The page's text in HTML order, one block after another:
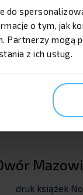
do
o tym, jak
Partnerzy mogą
z ich usług.
druk książek